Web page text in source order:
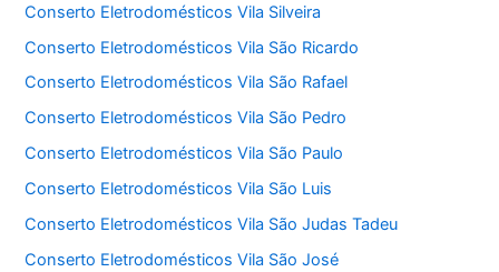
Conserto Eletrodomésticos Vila Silveira
Conserto Eletrodomésticos Vila São Ricardo
Conserto Eletrodomésticos Vila São Rafael
Conserto Eletrodomésticos Vila São Pedro
Conserto Eletrodomésticos Vila São Paulo
Conserto Eletrodomésticos Vila São Luis
Conserto Eletrodomésticos Vila São Judas Tadeu
Conserto Eletrodomésticos Vila São José